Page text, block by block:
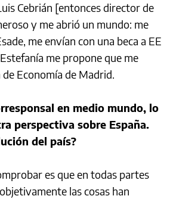
Cebrián [entonces director de
y me abrió un mundo: me
me envían con una beca a EE
me propone que me
Economía de Madrid.
en medio mundo, lo
perspectiva sobre España.
del país?
es que en todas partes
las cosas han